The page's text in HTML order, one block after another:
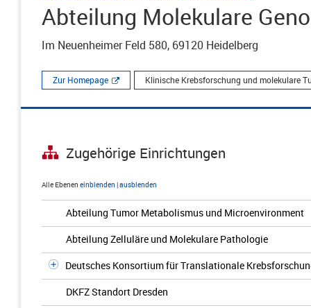
Abteilung Molekulare
Im Neuenheimer Feld 580, 69120 Heidelberg
Zur Homepage Klinische Krebsforschung und molekulare
Zugehörige Einrichtungen
Alle Ebenen einblenden |ausblenden
Abteilung Tumor Metabolismus und Microenvironment
Abteilung Zelluläre und Molekulare Pathologie
Deutsches Konsortium für Translationale
DKFZ Standort Dresden